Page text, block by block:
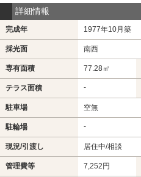
詳細情報
完成年 1977年10月築
採光面 南西
専有面積 77.28㎡
テラス面積 -
駐車場 空無
駐輪場 -
現況/引渡し 居住中/相談
管理費等 7,252円